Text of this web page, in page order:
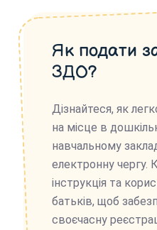
Як подати
ЗДО?
Дізнайтеся, як
на місце в
навчальному
електронну чергу.
інструкція та
батьків, щоб
своєчасну